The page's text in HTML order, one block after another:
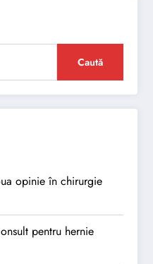
Caută
opinie în chirurgie
pentru hernie